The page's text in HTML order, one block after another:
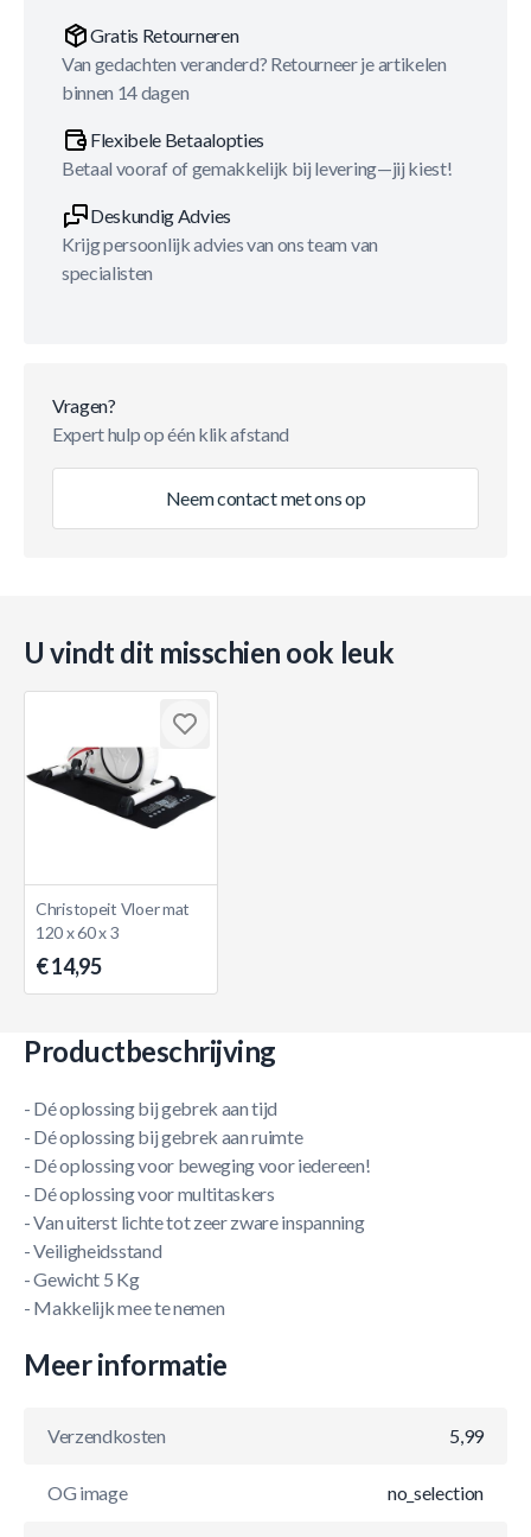
Gratis Retourneren
Van gedachten veranderd? Retourneer je artikelen
binnen 14 dagen
Flexibele Betaalopties
Betaal vooraf of gemakkelijk bij levering—jij kiest!
Deskundig Advies
Krijg persoonlijk advies van ons team van
specialisten
Vragen?
Expert hulp op één klik afstand
Neem contact met ons op
U vindt dit misschien ook leuk
Christopeit Vloer mat
120 x 60 x 3
€ 14,95
Productbeschrijving
- Dé oplossing bij gebrek aan tijd
- Dé oplossing bij gebrek aan ruimte
- Dé oplossing voor beweging voor iedereen!
- Dé oplossing voor multitaskers
- Van uiterst lichte tot zeer zware inspanning
- Veiligheidsstand
- Gewicht 5 Kg
- Makkelijk mee te nemen
Meer informatie
Verzendkosten 5,99
OG image no_selection